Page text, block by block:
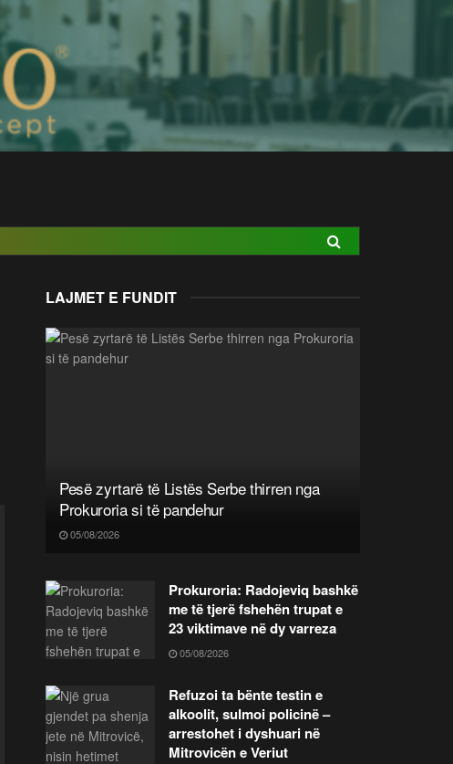
LAJMET E FUNDIT
Pesë zyrtarë të Listës Serbe thirren nga
Prokuroria si të pandehur
05/08/2026
Prokuroria: Radojeviq bashkë
me të tjerë fshehën trupat e
23 viktimave në dy varreza
05/08/2026
Refuzoi ta bënte testin e
alkoolit, sulmoi policinë –
arrestohet i dyshuari në
Mitrovicën e Veriut